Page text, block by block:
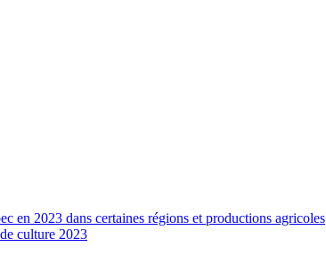
en 2023 dans certaines régions et productions agricoles
culture 2023